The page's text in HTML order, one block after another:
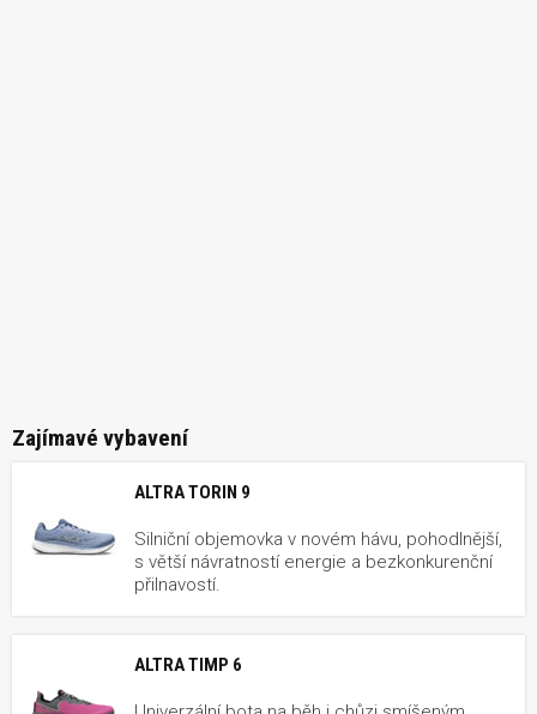
Zajímavé vybavení
ALTRA TORIN 9
Silniční objemovka v novém hávu, pohodlnější,
s větší návratností energie a bezkonkurenční
přilnavostí.
ALTRA TIMP 6